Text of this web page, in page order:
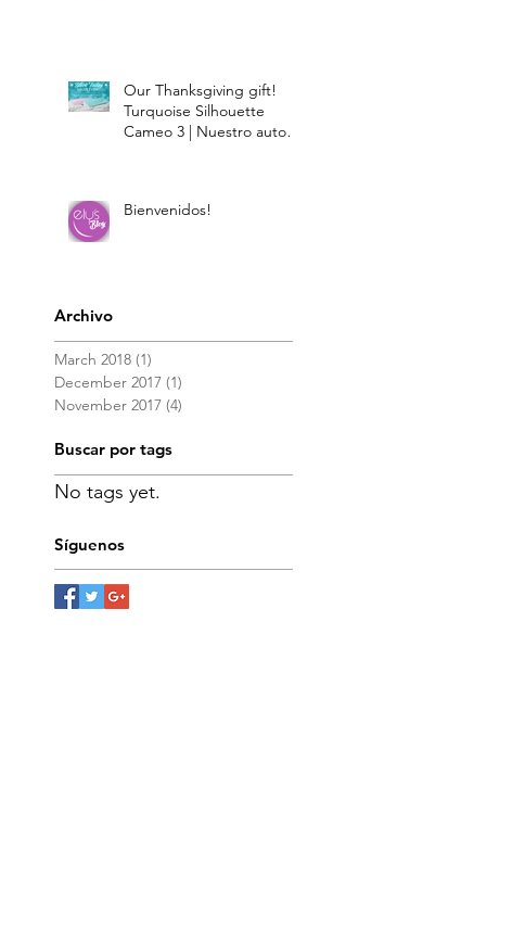
Our Thanksgiving gift!
Turquoise Silhouette
Cameo 3 | Nuestro auto
Bienvenidos!
Archivo
March 2018 (1)
December 2017 (1)
November 2017 (4)
Buscar por tags
No tags yet.
Síguenos